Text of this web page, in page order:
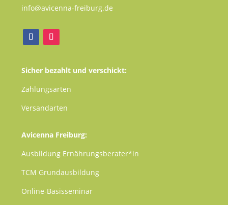
info@avicenna-freiburg.de
Sicher bezahlt und verschickt:
Zahlungsarten
Versandarten
Avicenna Freiburg:
Ausbildung Ernährungsberater*in
TCM Grundausbildung
Online-Basisseminar